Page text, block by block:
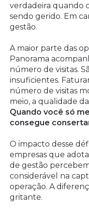
verdadeira quando
sendo gerido. Em
gestão.
A maior parte das
Panorama
número de visitas.
insuficientes.
número de visitas
meio, a qualidade
Quando você só
consegue
O impacto desse
empresas que
de gestão
considerável na
operação. A
gritante.